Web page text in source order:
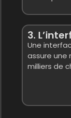
3.
Une
assure une
milliers de